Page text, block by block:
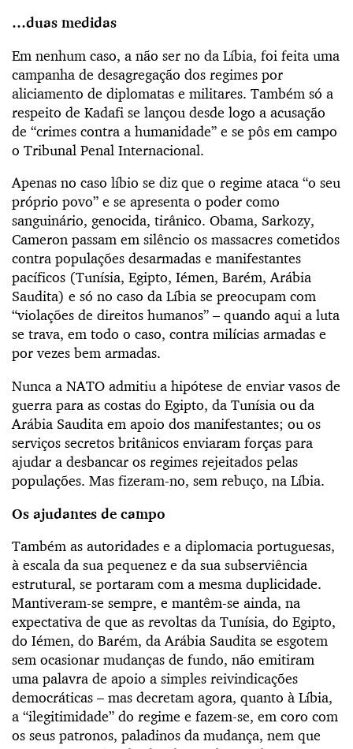
…duas medidas
Em nenhum caso, a não ser no da Líbia, foi feita uma
campanha de desagregação dos regimes por
aliciamento de diplomatas e militares. Também só a
respeito de Kadafi se lançou desde logo a acusação
de “crimes contra a humanidade” e se pôs em campo
o Tribunal Penal Internacional.
Apenas no caso líbio se diz que o regime ataca “o seu
próprio povo” e se apresenta o poder como
sanguinário, genocida, tirânico. Obama, Sarkozy,
Cameron passam em silêncio os massacres cometidos
contra populações desarmadas e manifestantes
pacíficos (Tunísia, Egipto, Iémen, Barém, Arábia
Saudita) e só no caso da Líbia se preocupam com
“violações de direitos humanos” – quando aqui a luta
se trava, em todo o caso, contra milícias armadas e
por vezes bem armadas.
Nunca a NATO admitiu a hipótese de enviar vasos de
guerra para as costas do Egipto, da Tunísia ou da
Arábia Saudita em apoio dos manifestantes; ou os
serviços secretos britânicos enviaram forças para
ajudar a desbancar os regimes rejeitados pelas
populações. Mas fizeram-no, sem rebuço, na Líbia.
Os ajudantes de campo
Também as autoridades e a diplomacia portuguesas,
à escala da sua pequenez e da sua subserviência
estrutural, se portaram com a mesma duplicidade.
Mantiveram-se sempre, e mantêm-se ainda, na
expectativa de que as revoltas da Tunísia, do Egipto,
do Iémen, do Barém, da Arábia Saudita se esgotem
sem ocasionar mudanças de fundo, não emitiram
uma palavra de apoio a simples reivindicações
democráticas – mas decretam agora, quanto à Líbia,
a “ilegitimidade” do regime e fazem-se, em coro com
os seus patronos, paladinos da mudança, nem que